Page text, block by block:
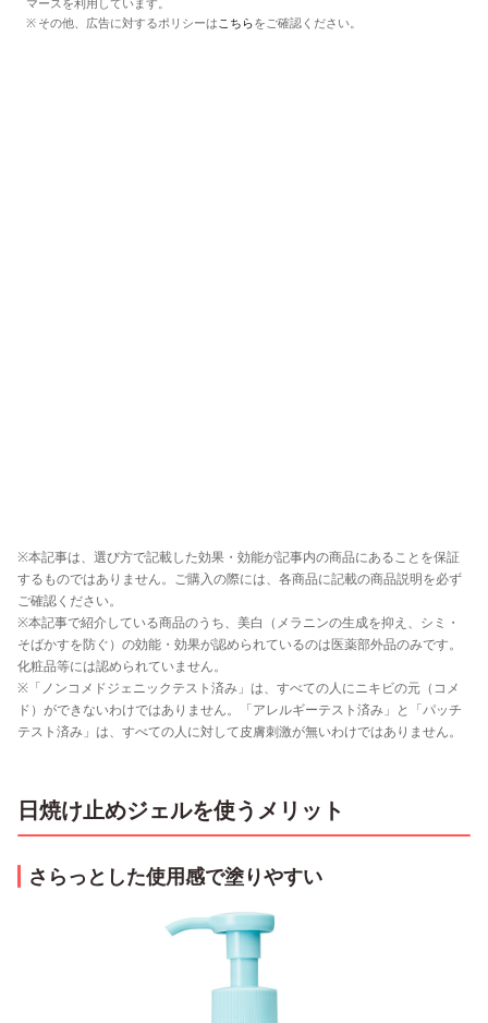
その他、広告に対するポリシーはこちらをご確認ください。
※本記事は、選び方で記載した効果・効能が記事内の商品にあることを保証
するものではありません。ご購入の際には、各商品に記載の商品説明を必ず
ご確認ください。
※本記事で紹介している商品のうち、美白（メラニンの生成を抑え、シミ・
そばかすを防ぐ）の効能・効果が認められているのは医薬部外品のみです。
化粧品等には認められていません。
※「ノンコメドジェニックテスト済み」は、すべての人にニキビの元（コメ
ド）ができないわけではありません。「アレルギーテスト済み」と「パッチ
テスト済み」は、すべての人に対して皮膚刺激が無いわけではありません。
日焼け止めジェルを使うメリット
さらっとした使用感で塗りやすい